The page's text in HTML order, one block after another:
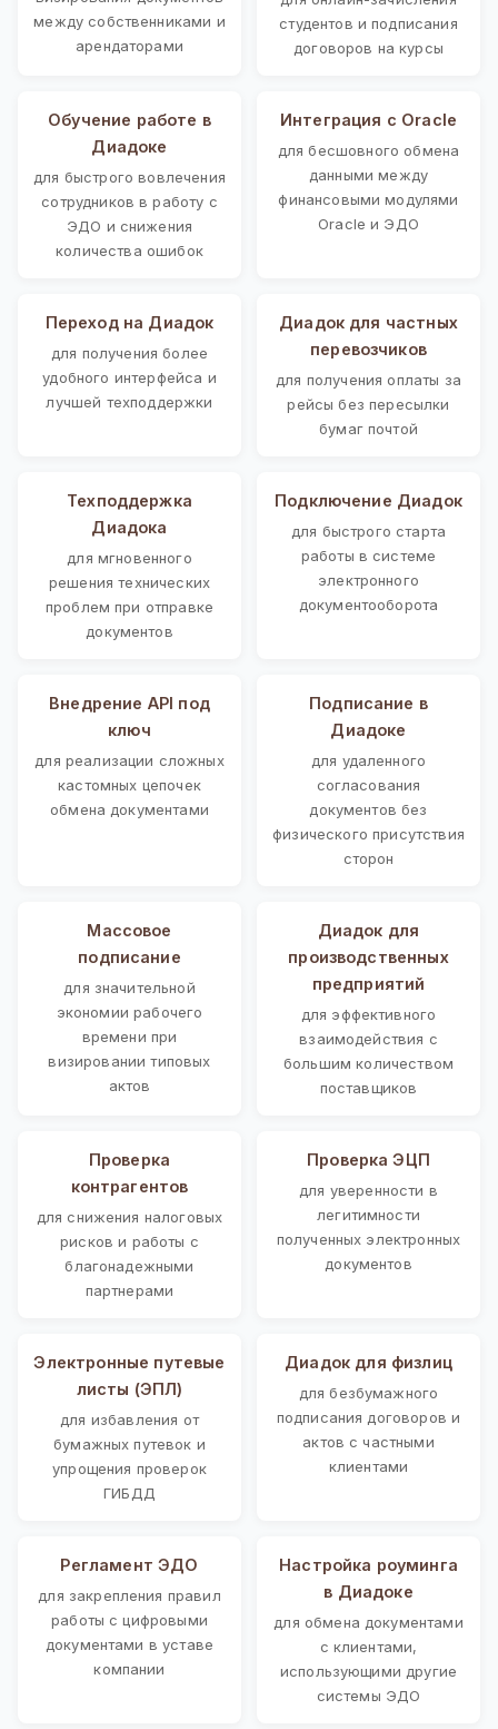
между собственниками и
арендаторами
студентов и подписания
договоров на курсы
Обучение работе в
Диадоке
для быстрого вовлечения
сотрудников в работу с
ЭДО и снижения
количества ошибок
Интеграция с Oracle
для бесшовного обмена
данными между
финансовыми модулями
Oracle и ЭДО
Переход на Диадок
для получения более
удобного интерфейса и
лучшей техподдержки
Диадок для частных
перевозчиков
для получения оплаты за
рейсы без пересылки
бумаг почтой
Техподдержка
Диадока
для мгновенного
решения технических
проблем при отправке
документов
Подключение Диадок
для быстрого старта
работы в системе
электронного
документооборота
Внедрение API под
ключ
для реализации сложных
кастомных цепочек
обмена документами
Подписание в
Диадоке
для удаленного
согласования
документов без
физического присутствия
сторон
Массовое
подписание
для значительной
экономии рабочего
времени при
визировании типовых
актов
Диадок для
производственных
предприятий
для эффективного
взаимодействия с
большим количеством
поставщиков
Проверка
контрагентов
для снижения налоговых
рисков и работы с
благонадежными
партнерами
Проверка ЭЦП
для уверенности в
легитимности
полученных электронных
документов
Электронные путевые
листы (ЭПЛ)
для избавления от
бумажных путевок и
упрощения проверок
ГИБДД
Диадок для физлиц
для безбумажного
подписания договоров и
актов с частными
клиентами
Регламент ЭДО
для закрепления правил
работы с цифровыми
документами в уставе
компании
Настройка роуминга
в Диадоке
для обмена документами
с клиентами,
использующими другие
системы ЭДО